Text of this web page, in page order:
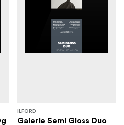
ILFORD
Galerie Semi Gloss Duo